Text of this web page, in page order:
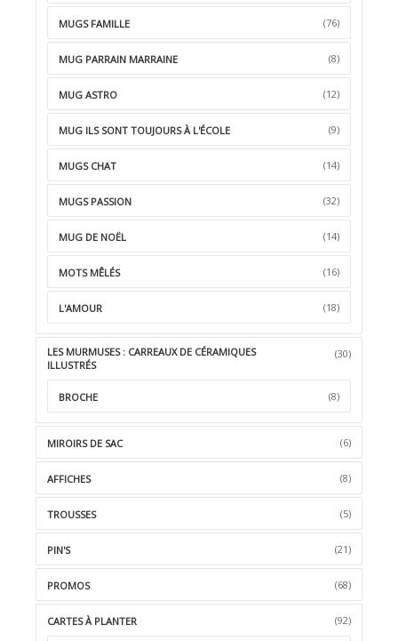
MUGS FAMILLE (76)
MUG PARRAIN MARRAINE (8)
MUG ASTRO (12)
MUG ILS SONT TOUJOURS À L'ÉCOLE (9)
MUGS CHAT (14)
MUGS PASSION (32)
MUG DE NOËL (14)
MOTS MÊLÉS (16)
L'AMOUR (18)
LES MURMUSES : CARREAUX DE CÉRAMIQUES
ILLUSTRÉS
(30)
BROCHE (8)
MIROIRS DE SAC (6)
AFFICHES (8)
TROUSSES (5)
PIN'S (21)
PROMOS (68)
CARTES À PLANTER (92)